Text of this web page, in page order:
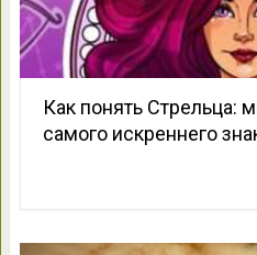
Как понять Стрельца:
самого искреннего